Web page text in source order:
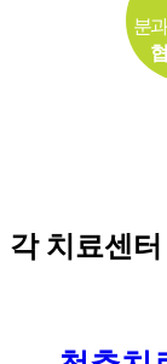
분
각 치료센